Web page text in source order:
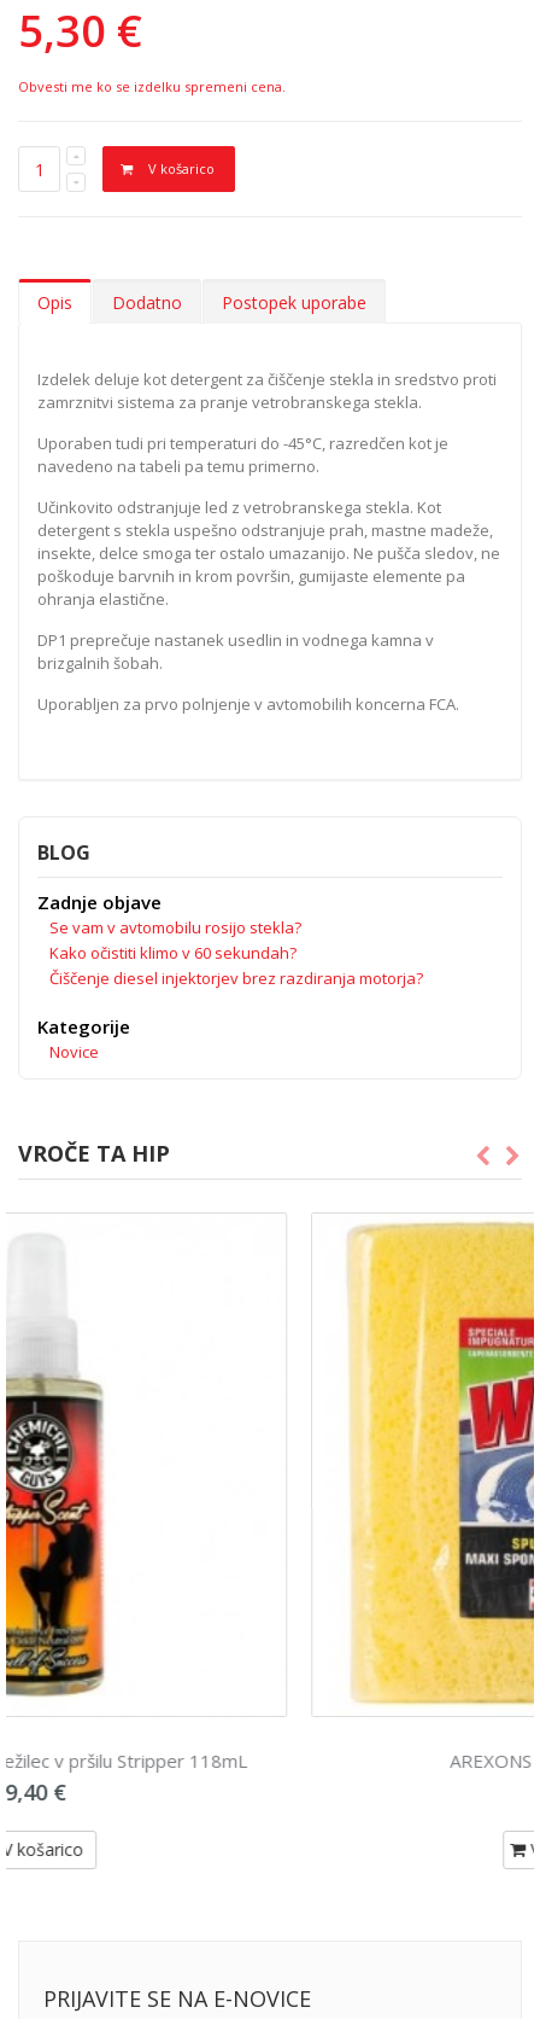
5,30 €
Obvesti me ko se izdelku spremeni cena.
V košarico
Opis Dodatno Postopek uporabe
Izdelek deluje kot detergent za čiščenje stekla in sredstvo proti
zamrznitvi sistema za pranje vetrobranskega stekla.
Uporaben tudi pri temperaturi do -45°C, razredčen kot je
navedeno na tabeli pa temu primerno.
Učinkovito odstranjuje led z vetrobranskega stekla. Kot
detergent s stekla uspešno odstranjuje prah, mastne madeže,
insekte, delce smoga ter ostalo umazanijo. Ne pušča sledov, ne
poškoduje barvnih in krom površin, gumijaste elemente pa
ohranja elastične.
DP1 preprečuje nastanek usedlin in vodnega kamna v
brizgalnih šobah.
Uporabljen za prvo polnjenje v avtomobilih koncerna FCA.
BLOG
Zadnje objave
Se vam v avtomobilu rosijo stekla?
Kako očistiti klimo v 60 sekundah?
Čiščenje diesel injektorjev brez razdiranja motorja?
Kategorije
Novice
VROČE TA HIP
AREXONS Wizzy goba maxi
PRIJAVITE SE NA E-NOVICE